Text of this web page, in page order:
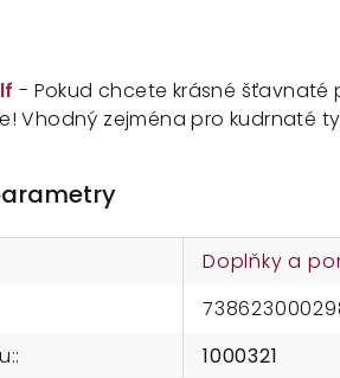
- Pokud chcete krásné
Vhodný zejména pro kudrnaté
Doplňky a
: 1000321